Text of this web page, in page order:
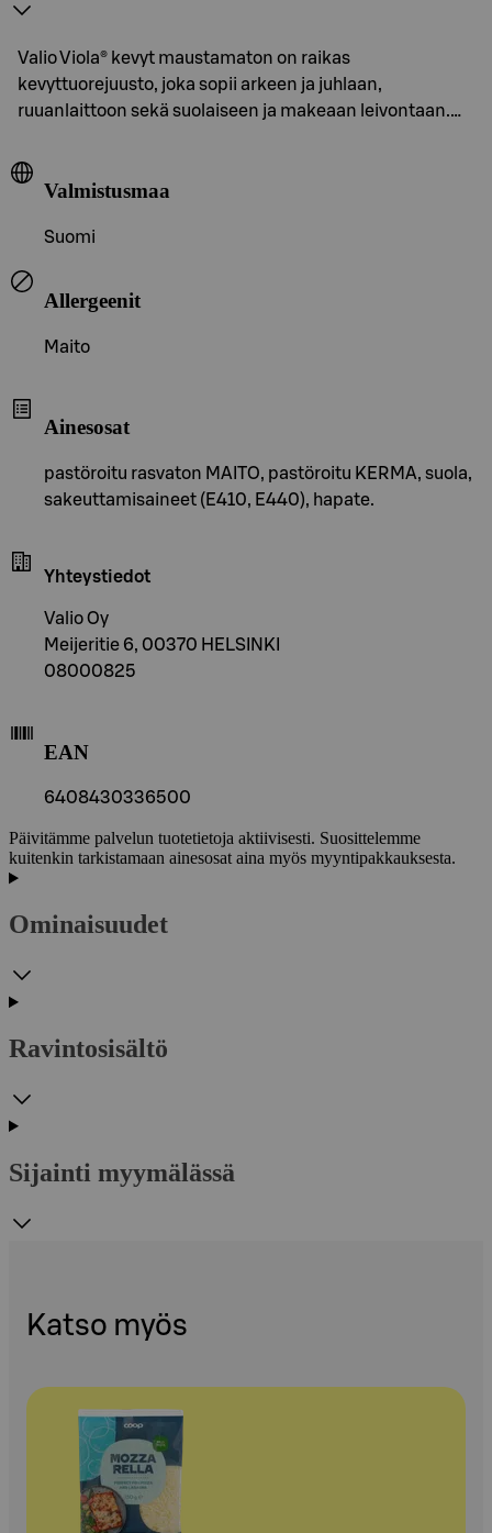
Valio Viola® kevyt maustamaton on raikas
kevyttuorejuusto, joka sopii arkeen ja juhlaan,
ruuanlaittoon sekä suolaiseen ja makeaan leivontaan.…
Valmistusmaa
Suomi
Allergeenit
Maito
Ainesosat
pastöroitu rasvaton MAITO, pastöroitu KERMA, suola,
sakeuttamisaineet (E410, E440), hapate.
Yhteystiedot
Valio Oy
Meijeritie 6, 00370 HELSINKI
08000825
EAN
6408430336500
Päivitämme palvelun tuotetietoja aktiivisesti. Suosittelemme
kuitenkin tarkistamaan ainesosat aina myös myyntipakkauksesta.
Ominaisuudet
Ravintosisältö
Sijainti myymälässä
Katso myös